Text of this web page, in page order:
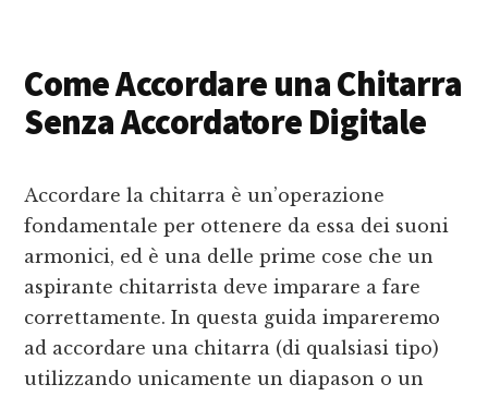
Come Accordare una Chitarra
Senza Accordatore Digitale
Accordare la chitarra è un’operazione
fondamentale per ottenere da essa dei suoni
armonici, ed è una delle prime cose che un
aspirante chitarrista deve imparare a fare
correttamente. In questa guida impareremo
ad accordare una chitarra (di qualsiasi tipo)
utilizzando unicamente un diapason o un